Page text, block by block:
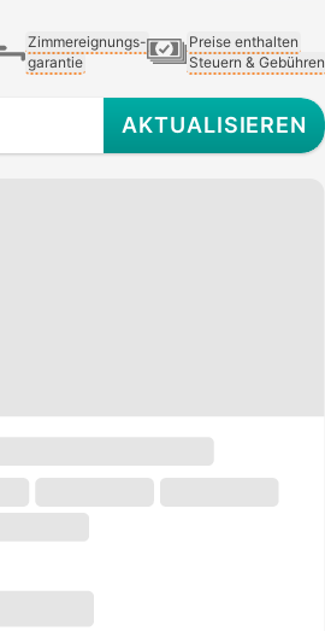
Zimmereignungs-
garantie
Preise enthalten
Steuern & Gebühren
AKTUALISIEREN